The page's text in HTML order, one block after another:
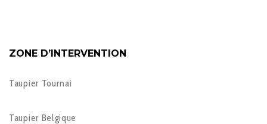
ZONE D’INTERVENTION
Taupier Tournai
Taupier Belgique